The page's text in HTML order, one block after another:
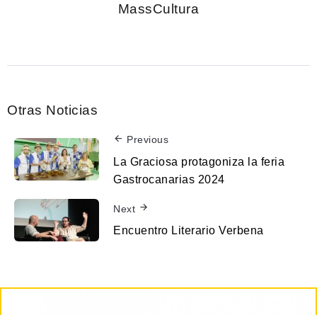
MassCultura
Otras Noticias
Previous
La Graciosa protagoniza la feria
Gastrocanarias 2024
Next
Encuentro Literario Verbena